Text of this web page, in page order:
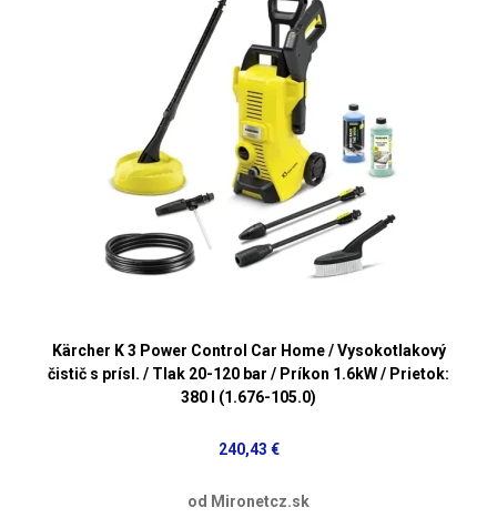
Kärcher K 3 Power Control Car Home / Vysokotlakový
čistič s prísl. / Tlak 20-120 bar / Príkon 1.6kW / Prietok:
380 l (1.676-105.0)
240,43 €
od Mironetcz.sk